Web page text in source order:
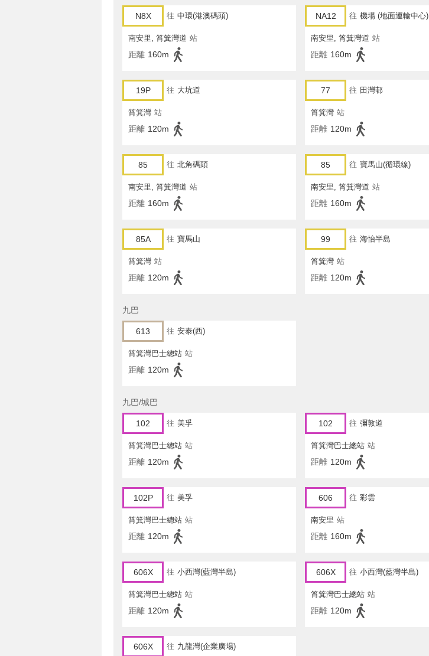
N8X 往 中環(港澳碼頭)
南安里, 筲箕灣道 站
距離 160m
NA12 往 機場 (地面運輸中心)
南安里, 筲箕灣道 站
距離 160m
19P 往 大坑道
筲箕灣 站
距離 120m
77 往 田灣邨
筲箕灣 站
距離 120m
85 往 北角碼頭
南安里, 筲箕灣道 站
距離 160m
85 往 寶馬山(循環線)
南安里, 筲箕灣道 站
距離 160m
85A 往 寶馬山
筲箕灣 站
距離 120m
99 往 海怡半島
筲箕灣 站
距離 120m
九巴
613 往 安泰(西)
筲箕灣巴士總站 站
距離 120m
九巴/城巴
102 往 美孚
筲箕灣巴士總站 站
距離 120m
102 往 彌敦道
筲箕灣巴士總站 站
距離 120m
102P 往 美孚
筲箕灣巴士總站 站
距離 120m
606 往 彩雲
南安里 站
距離 160m
606X 往 小西灣(藍灣半島)
筲箕灣巴士總站 站
距離 120m
606X 往 小西灣(藍灣半島)
筲箕灣巴士總站 站
距離 120m
606X 往 九龍灣(企業廣場)